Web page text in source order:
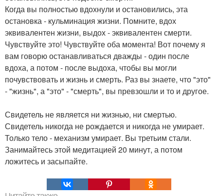
Когда вы полностью вдохнули и остановились, эта
остановка - кульминация жизни. Помните, вдох
эквивалентен жизни, выдох - эквивалентен смерти.
Чувствуйте это! Чувствуйте оба момента! Вот почему я
вам говорю останавливаться дважды - один после
вдоха, а потом - после выдоха, чтобы вы могли
почувствовать и жизнь и смерть. Раз вы знаете, что "это"
- "жизнь", а "это" - "смерть", вы превзошли и то и другое.
Свидетель не является ни жизнью, ни смертью.
Свидетель никогда не рождается и никогда не умирает.
Только тело - механизм умирает. Вы третьим стали.
Занимайтесь этой медитацией 20 минут, а потом
ложитесь и засыпайте.